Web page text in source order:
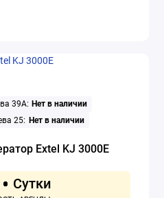
39А: Нет в наличии
25: Нет в наличии
Extel KJ 3000E